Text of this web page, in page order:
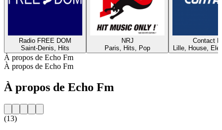
Radio FREE DOM
Saint-Denis, Hits
NRJ
Paris, Hits, Pop
Contact
Lille, House,
À propos de Echo Fm
À propos de Echo Fm
À propos de Echo Fm
(13)